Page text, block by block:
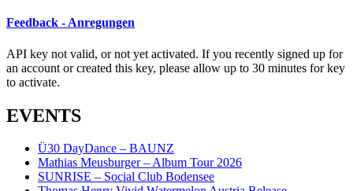
Feedback - Anregungen
API key not valid, or not yet activated. If you recently signed up for
an account or created this key, please allow up to 30 minutes for key
to activate.
EVENTS
Ü30 DayDance – BAUNZ
Mathias Meusburger – Album Tour 2026
SUNRISE – Social Club Bodensee